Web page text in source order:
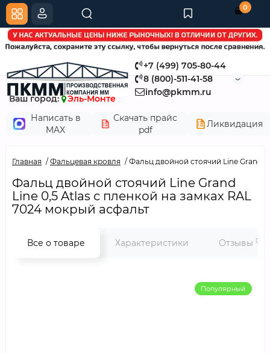
+7 (499) 705-80-44
8 (800)-511-41-58
info@pkmm.ru
Ваш город:
Эль-Монте
Написать в
MAX
Скачать прайс
pdf
Ликвидация
0
Главная Фальцевая кровля Фальц двойной стоячий Line Grand
Фальц двойной стоячий Line Grand
Line 0,5 Atlas с пленкой на замках RAL
7024 мокрый асфальт
Все о товаре Характеристики Отзывы 0
Популярный